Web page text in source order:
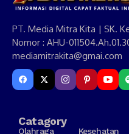
PT. Media Mitra Kita | SK.
Nomor : AHU-
mediamitrakita@gmai.com
Catagory
Olahraga Kesehatan